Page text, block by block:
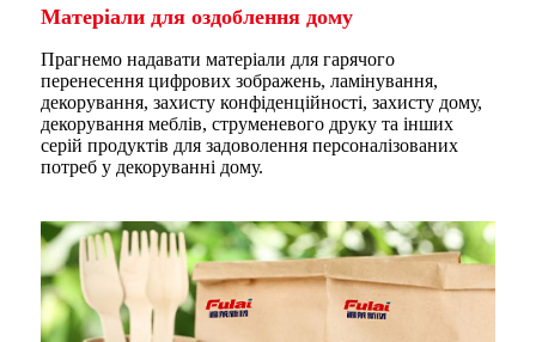
Матеріали для оздоблення дому
Прагнемо надавати матеріали для гарячого
перенесення цифрових зображень, ламінування,
декорування, захисту конфіденційності, захисту дому,
декорування меблів, струменевого друку та інших
серій продуктів для задоволення персоналізованих
потреб у декоруванні дому.